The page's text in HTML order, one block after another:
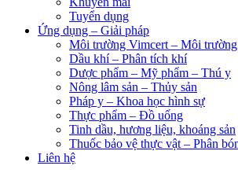
Tuyển dụng
Ứng dụng – Giải pháp
Môi trường Vimcert – Môi
Dầu khí – Phân tích khí
Dược phẩm – Mỹ phẩm – Thú y
Nông lâm sản – Thủy sản
Pháp y – Khoa học hình sự
Thực phẩm – Đồ uống
Tinh dầu, hương liệu, khoáng sản
Thuốc bảo vệ thực vật – Phân
Liên hệ